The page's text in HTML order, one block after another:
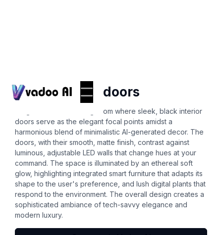
black interior doors
Imagine a futuristic living room where sleek, black interior
doors serve as the elegant focal points amidst a
harmonious blend of minimalistic AI-generated decor. The
doors, with their smooth, matte finish, contrast against
luminous, adjustable LED walls that change hues at your
command. The space is illuminated by an ethereal soft
glow, highlighting integrated smart furniture that adapts its
shape to the user's preference, and lush digital plants that
respond to the environment. The overall design creates a
sophisticated ambiance of tech-savvy elegance and
modern luxury.